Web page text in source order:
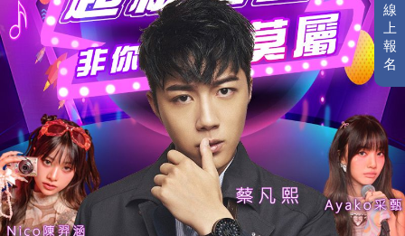
線
上
報
名